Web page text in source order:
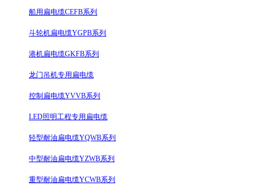
船用扁电缆CEFB系列
斗轮机扁电缆YGPB系列
港机扁电缆GKFB系列
龙门吊机专用扁电缆
控制扁电缆YVVB系列
LED照明工程专用扁电缆
轻型耐油扁电缆YQWB系列
中型耐油扁电缆YZWB系列
重型耐油扁电缆YCWB系列